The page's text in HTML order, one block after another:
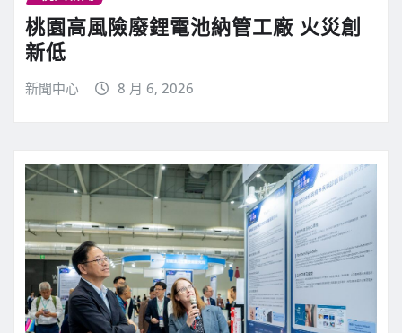
桃園高風險廢鋰電池納管工廠 火災創
新低
新聞中心 8 月 6, 2026